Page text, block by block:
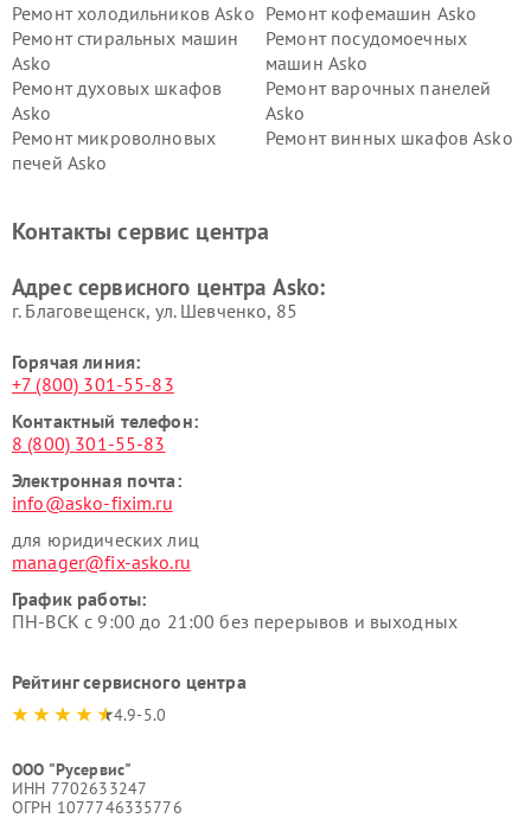
Ремонт холодильников Asko Ремонт кофемашин Asko
Ремонт стиральных машин
Asko
Ремонт посудомоечных
машин Asko
Ремонт духовых шкафов
Asko
Ремонт варочных панелей
Asko
Ремонт микроволновых
печей Asko
Ремонт винных шкафов Asko
Ремонт подогревателей
Ремонт промышленных
Asko
Контакты сервис центра
Адрес сервисного центра Asko:
г. Благовещенск, ул. Шевченко, 85
Горячая линия:
+7 (800) 301-55-83
Контактный телефон:
8 (800) 301-55-83
Электронная почта:
info@asko-fixim.ru
для юридических лиц
manager@fix-asko.ru
График работы:
ПН-ВСК с 9:00 до 21:00 без перерывов и выходных
Рейтинг сервисного центра
4.9-5.0
ООО "Русервис"
ИНН 7702633247
ОГРН 1077746335776